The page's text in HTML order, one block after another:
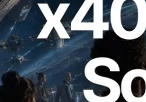
fähige Solana RPC —
in der KI-Agenten